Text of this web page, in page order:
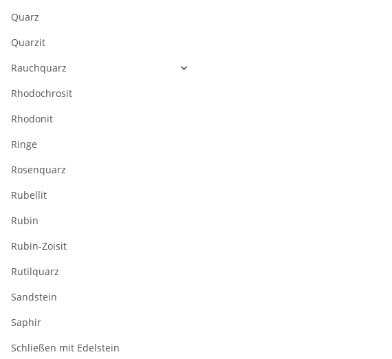
Quarz
Quarzit
Rauchquarz
Rhodochrosit
Rhodonit
Ringe
Rosenquarz
Rubellit
Rubin
Rubin-Zoisit
Rutilquarz
Sandstein
Saphir
Schließen mit Edelstein